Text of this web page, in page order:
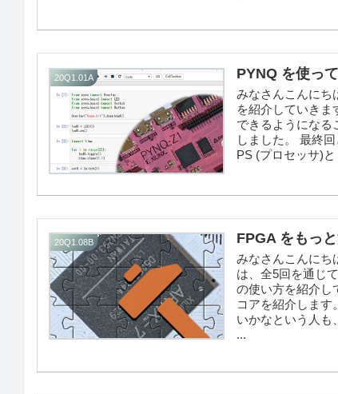
20Q1.01A PYNQ を使っ
みなさんこんにち
を紹介していきま
できるようになる
しました。 最終
PS (プロセッサ)
20Q1.08B FPGA をもっ
みなさんこんにち
は、全5回を通じ
の使い方を紹介し
コアを紹介します
いかなという人も
...